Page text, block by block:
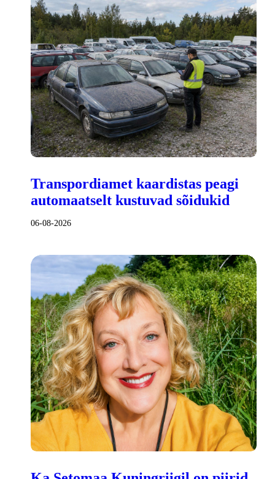
Transpordiamet kaardistas peagi
automaatselt kustuvad sõidukid
06-08-2026